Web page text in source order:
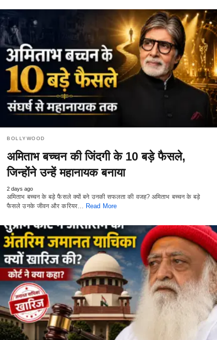
BOLLYWOOD
अमिताभ बच्चन की जिंदगी के 10 बड़े फैसले,
जिन्होंने उन्हें महानायक बनाया
2 days ago
अमिताभ बच्चन के बड़े फैसले क्यों बने उनकी सफलता की वजह? अमिताभ बच्चन के बड़े
फैसले उनके जीवन और करियर… Read More